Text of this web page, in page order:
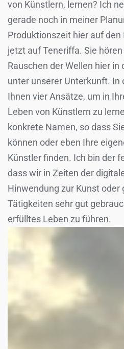
von Künstlern, lernen? Ich
gerade noch in meiner
Produktionszeit hier auf
jetzt auf Teneriffa. Sie
Rauschen der Wellen hier
unter unserer Unterkunft. In
Ihnen vier Ansätze, um in
Leben von Künstlern zu
konkrete Namen, so dass
können oder eben Ihre
Künstler finden. Ich bin der
dass wir in Zeiten der
Hinwendung zur Kunst oder
Tätigkeiten sehr gut
erfülltes Leben zu führen.